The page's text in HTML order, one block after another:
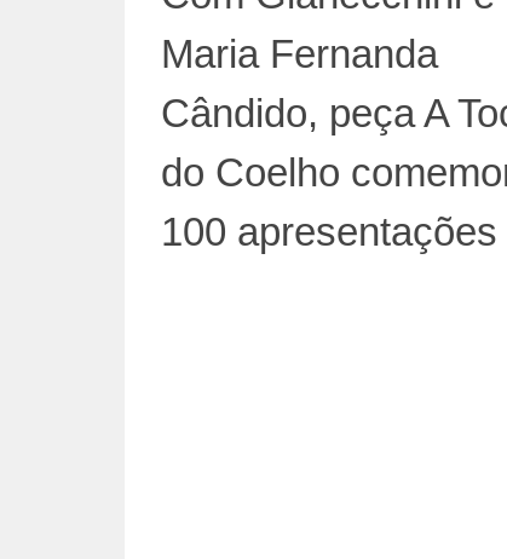
Maria Fernanda
Cândido, peça A
do Coelho
100 apresentações